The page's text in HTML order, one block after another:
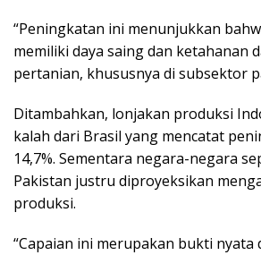
“Peningkatan ini menunjukkan
memiliki daya saing dan ketahanan
pertanian, khususnya di subsektor
Ditambahkan, lonjakan produksi
kalah dari Brasil yang mencatat
14,7%. Sementara negara-negara
Pakistan justru diproyeksikan
produksi.
“Capaian ini merupakan bukti nyata